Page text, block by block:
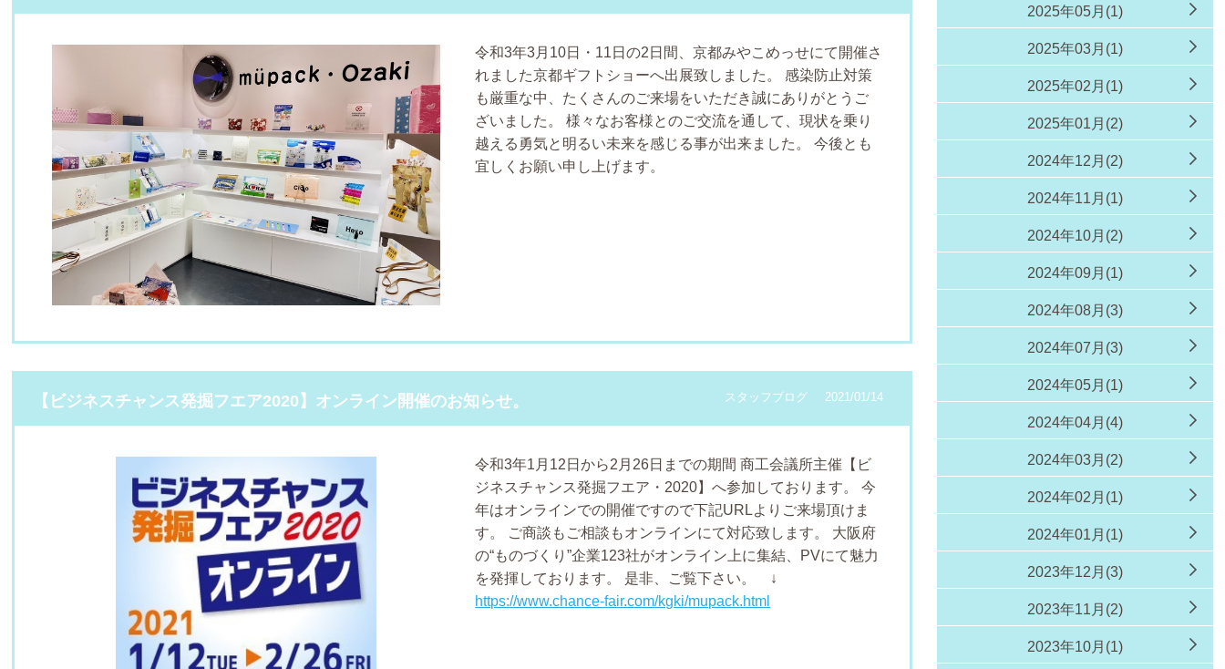
令和3年3月10日・11日の2日間、京都みやこめっせにて開催さ
れました京都ギフトショーへ出展致しました。
感染防止対策
も厳重な中、たくさんのご来場をいただき誠にありがとうご
ざいました。
様々なお客様とのご交流を通して、現状を乗り
越える勇気と明るい未来を感じる事が出来ました。
今後とも
宜しくお願い申し上げます。
【ビジネスチャンス発掘フエア2020】オンライン開催のお知らせ。 2021/01/14
スタッフブログ
令和3年1月12日から2月26日までの期間 商工会議所主催【ビ
ジネスチャンス発掘フエア・2020】へ参加しております。
今
年はオンラインでの開催ですので下記URLよりご来場頂けま
す。
ご商談もご相談もオンラインにて対応致します。
大阪府
の“ものづくり”企業123社がオンライン上に集結、PVにて魅力
を発揮しております。
是非、ご覧下さい。 ↓
https://www.chance-fair.com/kgki/mupack.html
2025年05月(1)
2025年03月(1)
2025年02月(1)
2025年01月(2)
2024年12月(2)
2024年11月(1)
2024年10月(2)
2024年09月(1)
2024年08月(3)
2024年07月(3)
2024年05月(1)
2024年04月(4)
2024年03月(2)
2024年02月(1)
2024年01月(1)
2023年12月(3)
2023年11月(2)
2023年10月(1)